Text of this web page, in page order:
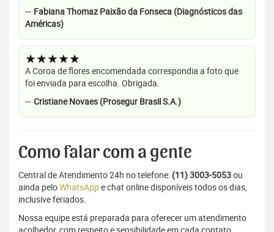
— Fabiana Thomaz Paixão da Fonseca (Diagnósticos das
Américas)
★★★★★
A Coroa de flores encomendada correspondia a foto que
foi enviada para escolha. Obrigada.
— Cristiane Novaes (Prosegur Brasil S.A.)
Como falar com a gente
Central de Atendimento 24h no telefone: (11) 3003-5053ou
ainda peloWhatsAppe chat online disponíveis todos os dias,
inclusive feriados.
Nossa equipe está preparada para oferecer um atendimento